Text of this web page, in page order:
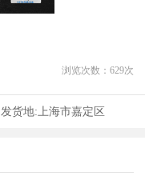
浏览次数： 629次
发货地:上海市嘉定区